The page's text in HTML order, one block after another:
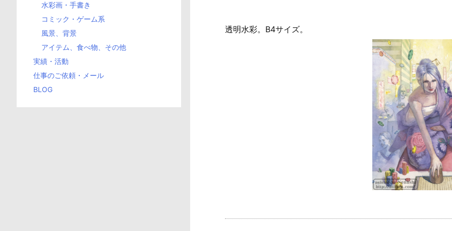
透明水彩。B4サイズ。
水彩画・手書き
コミック・ゲーム系
風景、背景
アイテム、食べ物、その他
実績・活動
仕事のご依頼・メール
BLOG